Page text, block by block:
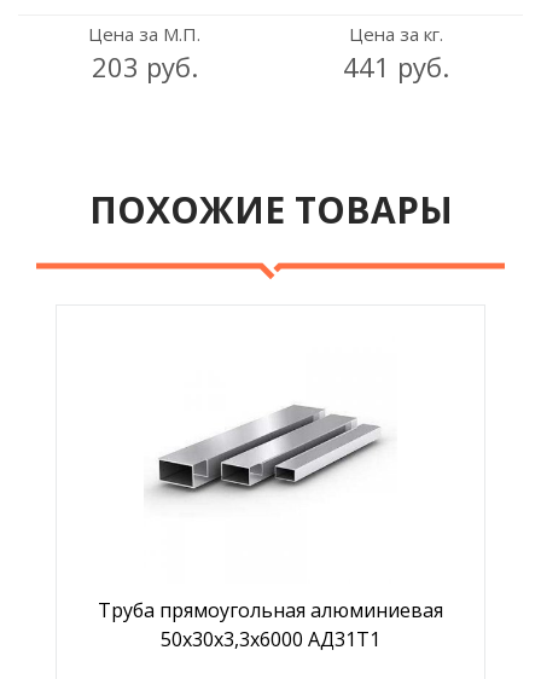
Цена за М.П.
203 руб.
Цена за кг.
441 руб.
ПОХОЖИЕ ТОВАРЫ
Труба прямоугольная алюминиевая
50х30х3,3х6000 АД31Т1